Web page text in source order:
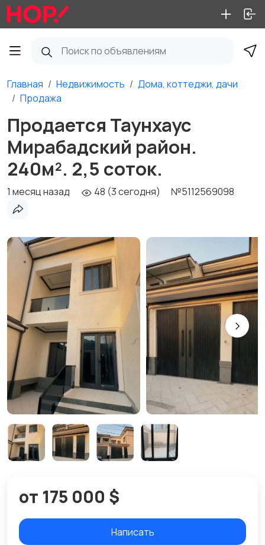
Главная Недвижимость
Дома, коттеджи, дачи
Продажа
Продается Таунхаус
Мирабадский район.
240м². 2,5 соток.
1 месяц назад 48 (3 сегодня) №5112569098
от 175 000 $
Написать